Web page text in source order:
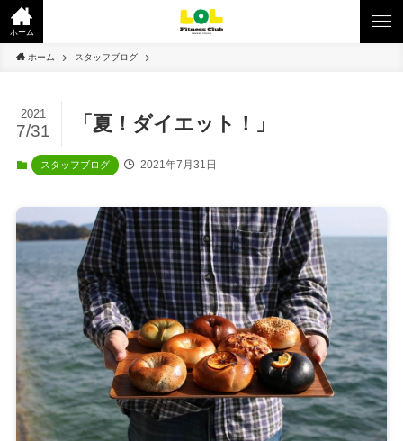
ホーム
ホーム スタッフブログ
「夏！ダイエット！」
2021
7/31
スタッフブログ 2021年7月31日